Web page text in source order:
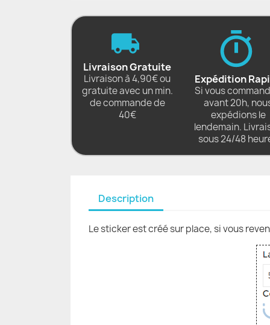
Livraison Gratuite
Livraison à 4,90€ ou
gratuite avec un min.
de commande de
40€
Expédition
Si vous
avant 20h,
expédions le
lendemain.
sous 24/48
Description
Le sticker est créé sur place, si vous